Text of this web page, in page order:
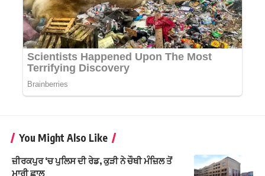
You Might Also Like
ਜ਼ੀਰਕਪੁਰ ‘ਚ ਪੁਲਿਸ ਦੀ ਰੇਡ, ਕੁੜੀ ਨੇ ਚੌਥੀ ਮੰਜ਼ਿਲ ਤੋਂ
ਮਾਰੀ ਛਾਲ